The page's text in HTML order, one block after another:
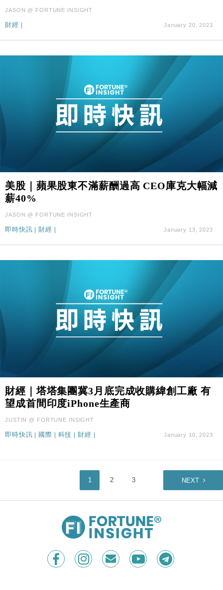
JASON @ FORTUNE INSIGHT
財經 | January 20, 2023
美股｜蘋果股東不滿薪酬過高 CEO庫克大幅減
薪40%
JASON @ FORTUNE INSIGHT
即時快訊 財經 January 13, 2023
財經｜塔塔集團冀3月底完成收購緯創工廠 有
望成首間印度iPhone生產商
JUSTIN @ FORTUNE INSIGHT
即時快訊 | 國際 | 科技 | 財經 | January 10, 2023
1 2 3 NEXT